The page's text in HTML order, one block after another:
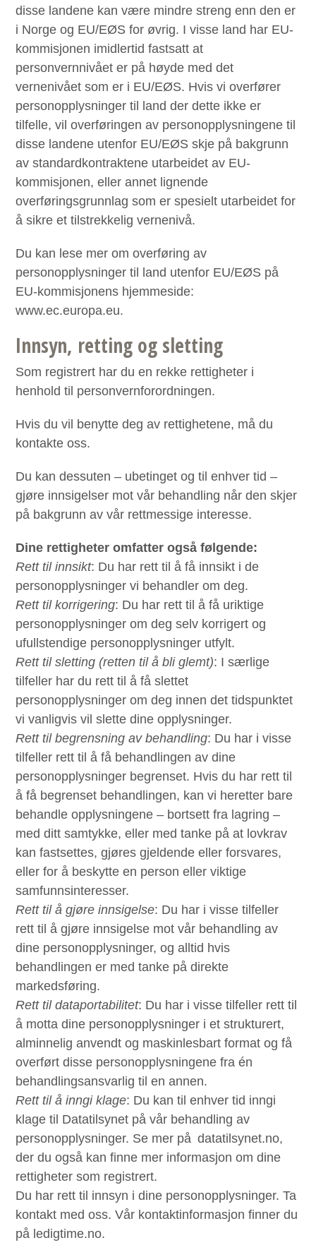
disse landene kan være mindre streng enn den er
i Norge og EU/EØS for øvrig. I visse land har EU-
kommisjonen imidlertid fastsatt at
personvernnivået er på høyde med det
vernenivået som er i EU/EØS. Hvis vi overfører
personopplysninger til land der dette ikke er
tilfelle, vil overføringen av personopplysningene til
disse landene utenfor EU/EØS skje på bakgrunn
av standardkontraktene utarbeidet av EU-
kommisjonen, eller annet lignende
overføringsgrunnlag som er spesielt utarbeidet for
å sikre et tilstrekkelig vernenivå.
Du kan lese mer om overføring av
personopplysninger til land utenfor EU/EØS på
EU-kommisjonens hjemmeside:
www.ec.europa.eu.
Innsyn, retting og sletting
Som registrert har du en rekke rettigheter i
henhold til personvernforordningen.
Hvis du vil benytte deg av rettighetene, må du
kontakte oss.
Du kan dessuten – ubetinget og til enhver tid –
gjøre innsigelser mot vår behandling når den skjer
på bakgrunn av vår rettmessige interesse.
Dine rettigheter omfatter også følgende:
Rett til innsikt: Du har rett til å få innsikt i de
personopplysninger vi behandler om deg.
Rett til korrigering: Du har rett til å få uriktige
personopplysninger om deg selv korrigert og
ufullstendige personopplysninger utfylt.
Rett til sletting (retten til å bli glemt): I særlige
tilfeller har du rett til å få slettet
personopplysninger om deg innen det tidspunktet
vi vanligvis vil slette dine opplysninger.
Rett til begrensning av behandling: Du har i visse
tilfeller rett til å få behandlingen av dine
personopplysninger begrenset. Hvis du har rett til
å få begrenset behandlingen, kan vi heretter bare
behandle opplysningene – bortsett fra lagring –
med ditt samtykke, eller med tanke på at lovkrav
kan fastsettes, gjøres gjeldende eller forsvares,
eller for å beskytte en person eller viktige
samfunnsinteresser.
Rett til å gjøre innsigelse: Du har i visse tilfeller
rett til å gjøre innsigelse mot vår behandling av
dine personopplysninger, og alltid hvis
behandlingen er med tanke på direkte
markedsføring.
Rett til dataportabilitet: Du har i visse tilfeller rett til
å motta dine personopplysninger i et strukturert,
alminnelig anvendt og maskinlesbart format og få
overført disse personopplysningene fra én
behandlingsansvarlig til en annen.
Rett til å inngi klage: Du kan til enhver tid inngi
klage til Datatilsynet på vår behandling av
personopplysninger. Se mer på datatilsynet.no,
der du også kan finne mer informasjon om dine
rettigheter som registrert.
Du har rett til innsyn i dine personopplysninger. Ta
kontakt med oss. Vår kontaktinformasjon finner du
på ledigtime.no.